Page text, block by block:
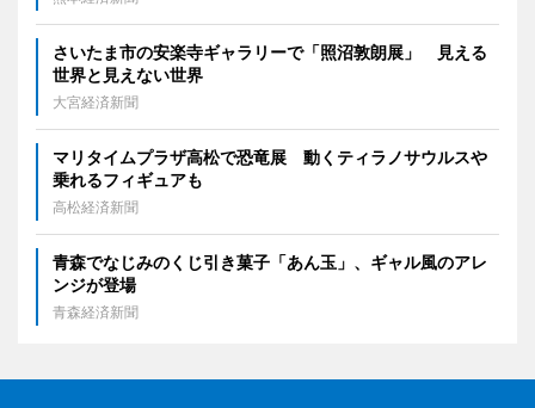
さいたま市の安楽寺ギャラリーで「照沼敦朗展」 見える
世界と見えない世界
大宮経済新聞
マリタイムプラザ高松で恐竜展 動くティラノサウルスや
乗れるフィギュアも
高松経済新聞
青森でなじみのくじ引き菓子「あん玉」、ギャル風のアレ
ンジが登場
青森経済新聞